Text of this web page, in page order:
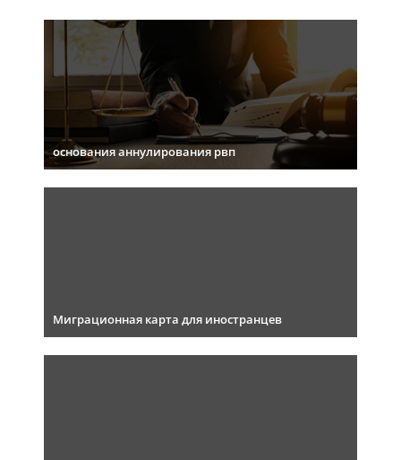
основания аннулирования рвп
Миграционная карта для иностранцев